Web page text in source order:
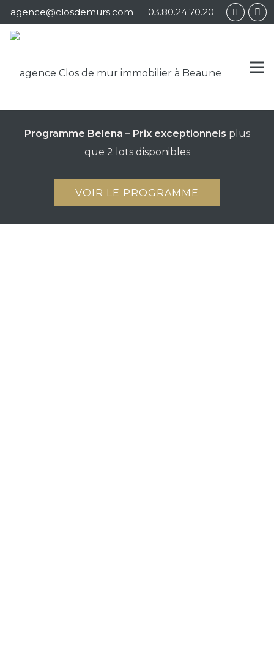
agence@closdemurs.com 03.80.24.70.20
Programme Belena – Prix exceptionnels plus
que 2 lots disponibles
VOIR LE PROGRAMME
Panneau de gestion des cookies